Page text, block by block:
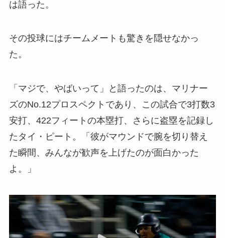
は語った。
その投球にはチームメートも驚きを隠せなかっ
た。
「マジで、やばいって」と語ったのは、マリナー
ズのNo.12プロスペクトであり、この試合で3打数3
安打、422フィートの本塁打、さらに盗塁を記録し
たタイ・ピート。「彼がマウンドで腕を切り替え
た瞬間、みんなが歓声を上げたのが面白かった
よ。」